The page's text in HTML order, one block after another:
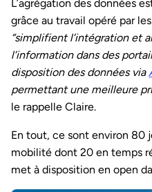
L’agrégation des données
grâce au travail opéré par
“simplifient l’intégration et
l’information dans des
disposition des données via
permettant une meilleure
le rappelle Claire.
En tout, ce sont environ 80
mobilité dont 20 en temps
met à disposition en open